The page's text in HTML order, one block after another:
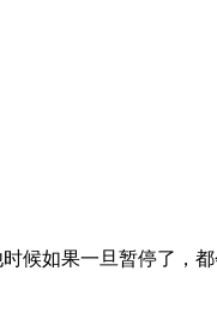
如果一旦暂停了，都